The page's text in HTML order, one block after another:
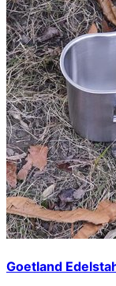
Goetland